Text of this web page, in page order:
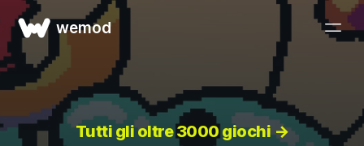
wemod
Tutti gli oltre 3000 giochi →